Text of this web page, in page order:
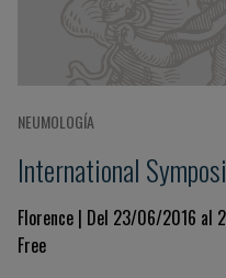
NEUMOLOGÍA
International
Florence | Del 23/06/2016 al
Free